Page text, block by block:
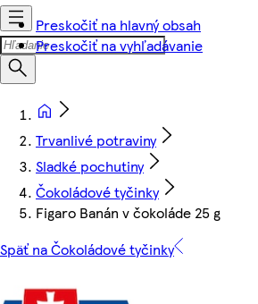
Preskočiť na hlavný obsah
Preskočiť na vyhľadávanie
Trvanlivé potraviny
Sladké pochutiny
Čokoládové tyčinky
Figaro Banán v čokoláde 25 g
Späť na Čokoládové tyčinky